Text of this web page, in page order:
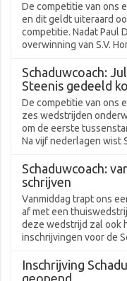
De competitie van ons
en dit geldt uiteraard
competitie. Nadat Paul
overwinning van S.V.
Schaduwcoach:
Steenis gedeeld
De competitie van ons
zes wedstrijden
om de eerste
Na vijf nederlagen wist
Schaduwcoach:
schrijven
Vanmiddag trapt ons
af met een
deze wedstrijd zal ook
inschrijvingen voor de
Inschrijving